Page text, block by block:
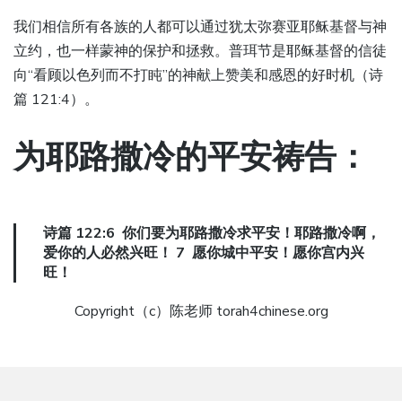
我们相信所有各族的人都可以通过犹太弥赛亚耶稣基督与神
立约，也一样蒙神的保护和拯救。普珥节是耶稣基督的信徒
向“看顾以色列而不打盹”的神献上赞美和感恩的好时机（诗
篇 121:4）。
为耶路撒冷的平安祷告：
诗篇 122:6 你们要为耶路撒冷求平安！耶路撒冷啊，
爱你的人必然兴旺！ 7 愿你城中平安！愿你宫内兴
旺！
Copyright（c）陈老师 torah4chinese.org